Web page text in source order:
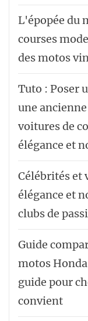
L'épopée du
courses
des motos
Tuto : Poser
une ancienne
voitures de
élégance et
Célébrités et
élégance et
clubs de
Guide
motos Honda
guide pour
convient